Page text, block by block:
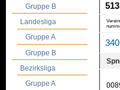
Gruppe B
Landesliga
Gruppe A
Gruppe B
Bezirksliga
Gruppe A
513